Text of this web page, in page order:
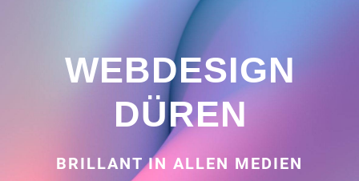
WEBDESIGN
DÜREN
BRILLANT IN ALLEN MEDIEN